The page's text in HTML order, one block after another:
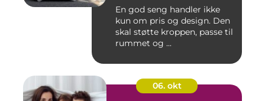
En god seng handler ikke
kun om pris og design. Den
skal støtte kroppen, passe til
rummet og ...
06. okt